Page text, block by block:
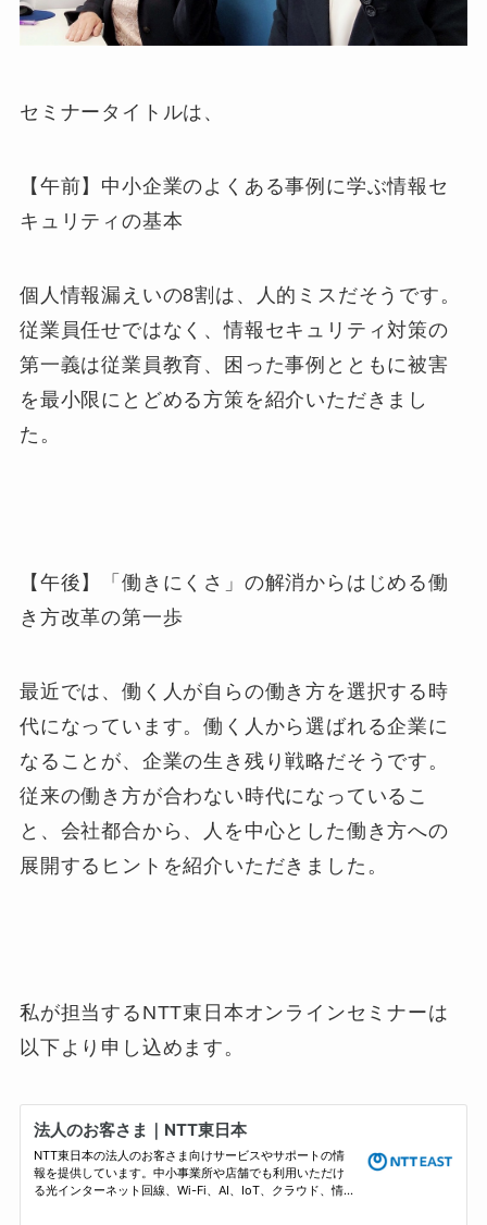
セミナータイトルは、
【午前】中小企業のよくある事例に学ぶ情報セ
キュリティの基本
個人情報漏えいの8割は、人的ミスだそうです。
従業員任せではなく、情報セキュリティ対策の
第一義は従業員教育、困った事例とともに被害
を最小限にとどめる方策を紹介いただきまし
た。
【午後】「働きにくさ」の解消からはじめる働
き方改革の第一歩
最近では、働く人が自らの働き方を選択する時
代になっています。働く人から選ばれる企業に
なることが、企業の生き残り戦略だそうです。
従来の働き方が合わない時代になっているこ
と、会社都合から、人を中心とした働き方への
展開するヒントを紹介いただきました。
私が担当するNTT東日本オンラインセミナーは
以下より申し込めます。